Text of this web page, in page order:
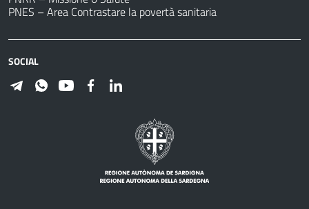
PNES – Area Contrastare la povertà sanitaria
SOCIAL